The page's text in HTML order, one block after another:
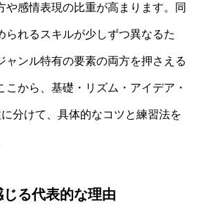
や感情表現の比重が高まります。同
られるスキルが少しずつ異なるた
ャンル特有の要素の両方を押さえる
こから、基礎・リズム・アイデア・
分けて、具体的なコツと練習法を
る代表的な理由